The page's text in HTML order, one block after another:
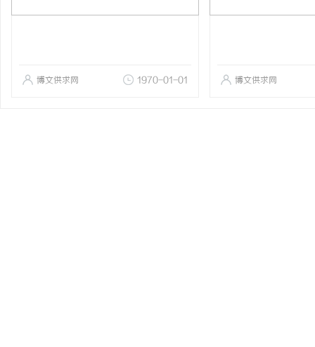
博文供求网 1970-01-01 博文供求网